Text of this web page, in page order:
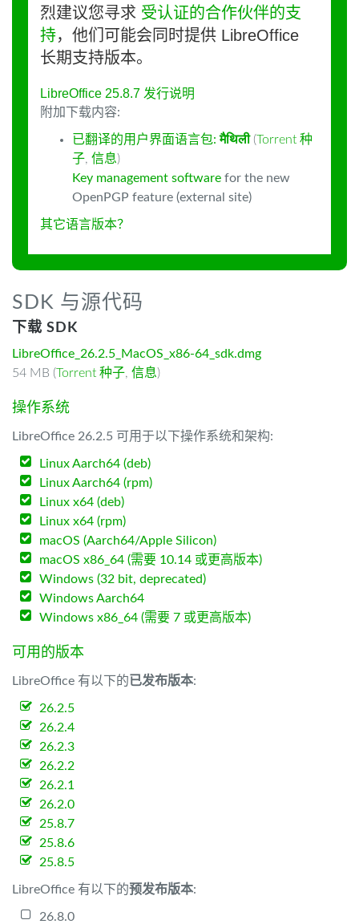
烈建议您寻求 受认证的合作伙伴的支
持，他们可能会同时提供 LibreOffice
长期支持版本。
LibreOffice 25.8.7 发行说明
附加下载内容:
已翻译的用户界面语言包:मैथिली (Torrent 种
子, 信息)
Key management software for the new
OpenPGP feature (external site)
其它语言版本？
SDK 与源代码
下载 SDK
LibreOffice_26.2.5_MacOS_x86-64_sdk.dmg
54 MB (Torrent 种子, 信息)
操作系统
LibreOffice 26.2.5 可用于以下操作系统和架构:
Linux Aarch64 (deb)
Linux Aarch64 (rpm)
Linux x64 (deb)
Linux x64 (rpm)
macOS (Aarch64/Apple Silicon)
macOS x86_64 (需要 10.14 或更高版本)
Windows (32 bit, deprecated)
Windows Aarch64
Windows x86_64 (需要 7 或更高版本)
可用的版本
LibreOffice 有以下的已发布版本:
26.2.5
26.2.4
26.2.3
26.2.2
26.2.1
26.2.0
25.8.7
25.8.6
25.8.5
LibreOffice 有以下的预发布版本:
26.8.0